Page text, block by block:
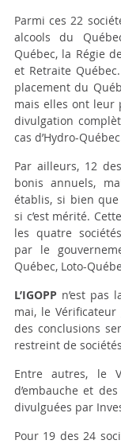
Parmi ces 22
alcools du
Québec, la Régie
et Retraite
placement du
mais elles ont leur
divulgation
cas d’Hydro-
Par ailleurs, 12
bonis annuels,
établis, si bien
si c’est mérité.
les quatre
par le
Québec, Loto-
L’IGOPP n’est pas
mai, le
des conclusions
restreint de
Entre autres, le
d’embauche et
divulguées par
Pour 19 des 24